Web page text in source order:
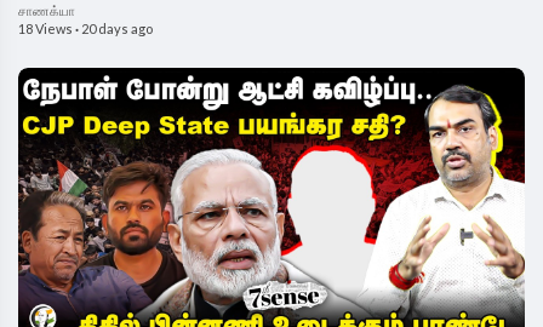
சாணக்யா
18 Views · 20 days ago